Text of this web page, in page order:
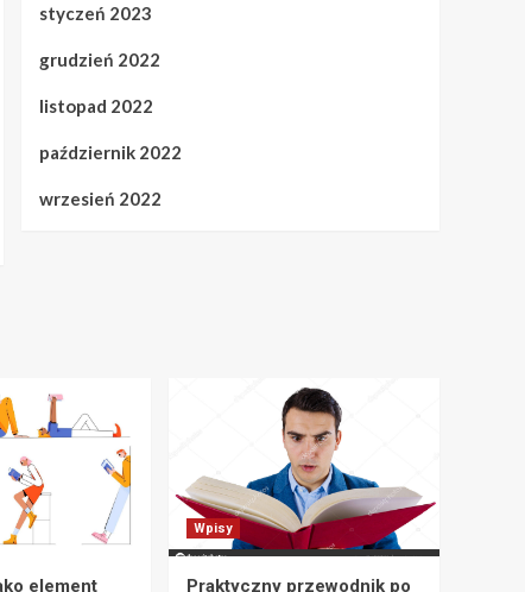
styczeń 2023
grudzień 2022
listopad 2022
październik 2022
wrzesień 2022
element
Wpisy
Praktyczny przewodnik po